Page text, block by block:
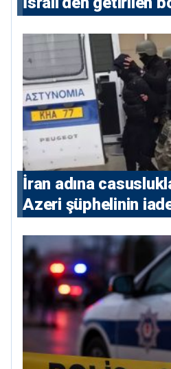
İran adına
Azeri şüphelinin